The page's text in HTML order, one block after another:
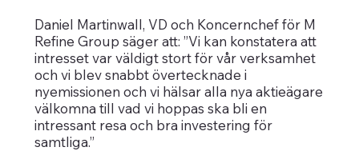
Daniel Martinwall, VD och Koncernchef för M
Refine Group säger att: ”Vi kan konstatera att
intresset var väldigt stort för vår verksamhet
och vi blev snabbt övertecknade i
nyemissionen och vi hälsar alla nya aktieägare
välkomna till vad vi hoppas ska bli en
intressant resa och bra investering för
samtliga.”